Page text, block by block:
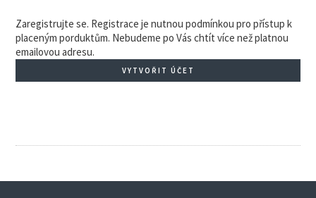
Zaregistrujte se. Registrace je nutnou podmínkou pro přístup k
placeným porduktům. Nebudeme po Vás chtít více než platnou
emailovou adresu.
VYTVOŘIT ÚČET